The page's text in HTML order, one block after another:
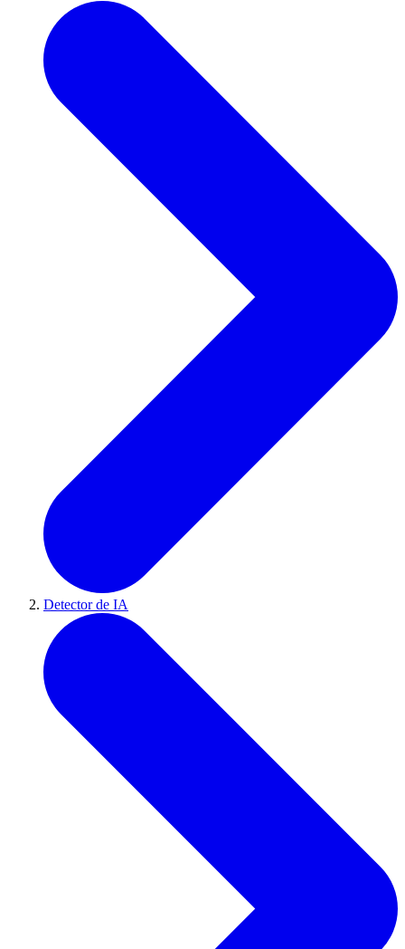
Detector de IA